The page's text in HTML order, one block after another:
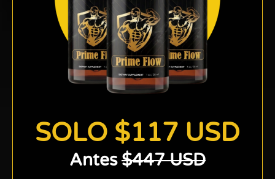
SOLO $117 USD
Antes$447 USD